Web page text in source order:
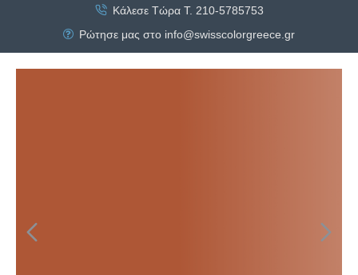
Κάλεσε Τώρα Τ. 210-5785753
Ρώτησε μας στο info@swisscolorgreece.gr